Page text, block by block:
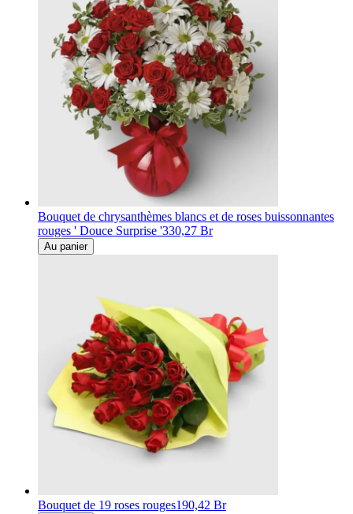
Bouquet de chrysanthèmes blancs et de roses buissonnantes
rouges ' Douce Surprise '330,27 Br
Au panier
Bouquet de 19 roses rouges190,42 Br